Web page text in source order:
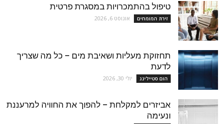
טיפול בהתמכרויות במסגרת פרטית
זירת המומחים אוגוסט 6, 2026
תחזוקת מעליות ושאיבת מים – כל מה שצריך
לדעת
הום סטיילינג יולי 30, 2026
אביזרים למקלחת – להפוך את החוויה למרעננת
ונעימה